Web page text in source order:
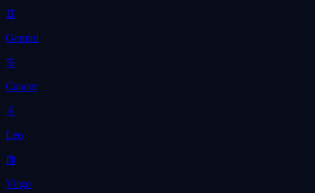
♊
Gemini
♋
Cancer
♌
Leo
♍
Virgo